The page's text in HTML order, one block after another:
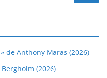
de Anthony Maras (2026)
(2026)